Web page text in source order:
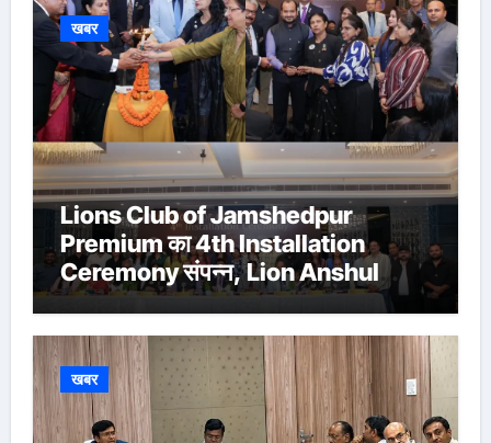
खबर
Lions Club of Jamshedpur
Premium का 4th Installation
Ceremony संपन्न, Lion Anshul
Ringasia ने संभाला अध्यक्ष पद
खबर